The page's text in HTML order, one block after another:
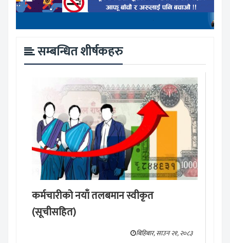
सम्बन्धित शीर्षकहरु
कर्मचारीको नयाँ तलबमान स्वीकृत
(सूचीसहित)
बिहिबार, साउन २१, २०८३